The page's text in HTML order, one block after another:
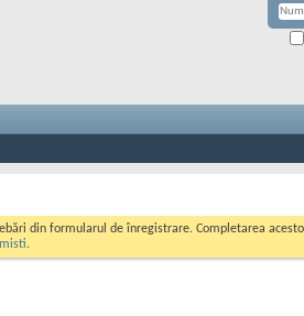
din formularul de înregistrare. Completarea
.